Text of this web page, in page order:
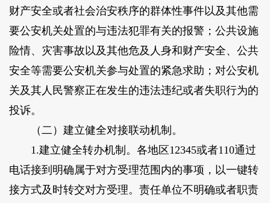
财产安全或者社会治安秩序的群体性事件以及其他需
要公安机关处置的与违法犯罪有关的报警；公共设施
险情、灾害事故以及其他危及人身和财产安全、公共
安全等需要公安机关参与处置的紧急求助；对公安机
关及其人民警察正在发生的违法违纪或者失职行为的
投诉。
（二）建立健全对接联动机制。
1.建立健全转办机制。 各地区12345或者110通过
电话接到明确属于对方受理范围内的事项，以一键转
接方式及时转交对方受理。责任单位不明确或者职责